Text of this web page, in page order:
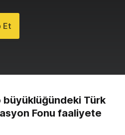
Et
Türk
Fonu faaliyete